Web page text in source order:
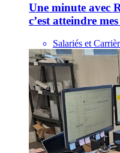
Une minute avec
c’est atteindre
Salariés et